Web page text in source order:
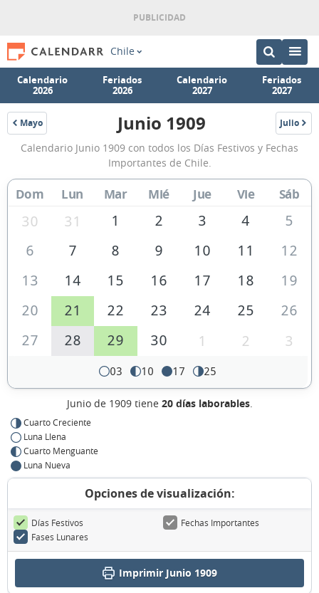
Chile
Calendario
2026
Feriados
2026
Calendario
2027
Feriados
2027
Mayo
1909
Calendario
Junio
1909
de
Chile
Junio 1909 Julio
1909
Calendario Junio 1909 con todos los Días Festivos y Fechas
Importantes de Chile.
Dom Lun Mar Mié Jue Vie Sáb
30 31 1 2 3 4
5
6
7 8 9 10 11
12
13
14 15 16 17 18
19
20
21 22 23 24 25
26
27
28 29 30 1 2 3
03 10 17 25
Junio de 1909 tiene 20 días laborables.
Cuarto Creciente
Luna Llena
Cuarto Menguante
Luna Nueva
Opciones de visualización:
Días Festivos
Fechas Importantes
Fases Lunares
Imprimir Junio 1909